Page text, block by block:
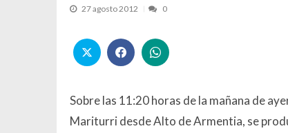
27 agosto 2012 0
Sobre las 11:20 horas de la mañana de
Mariturri desde Alto de Armentia, se